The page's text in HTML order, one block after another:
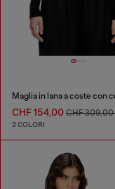
Maglia in lana a coste con
CHF 154,00 CHF 309,00
2 COLORI